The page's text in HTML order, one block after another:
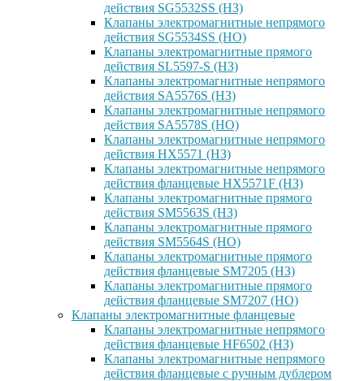
действия SG5532SS (НЗ)
Клапаны электромагнитные непрямого
действия SG5534SS (НО)
Клапаны электромагнитные прямого
действия SL5597-S (НЗ)
Клапаны электромагнитные непрямого
действия SA5576S (НЗ)
Клапаны электромагнитные непрямого
действия SA5578S (НО)
Клапаны электромагнитные непрямого
действия HX5571 (НЗ)
Клапаны электромагнитные непрямого
действия фланцевые HX5571F (НЗ)
Клапаны электромагнитные прямого
действия SM5563S (НЗ)
Клапаны электромагнитные прямого
действия SM5564S (НО)
Клапаны электромагнитные прямого
действия фланцевые SM7205 (НЗ)
Клапаны электромагнитные прямого
действия фланцевые SM7207 (НО)
Клапаны электромагнитные фланцевые
Клапаны электромагнитные непрямого
действия фланцевые HF6502 (НЗ)
Клапаны электромагнитные непрямого
действия фланцевые с ручным дублером